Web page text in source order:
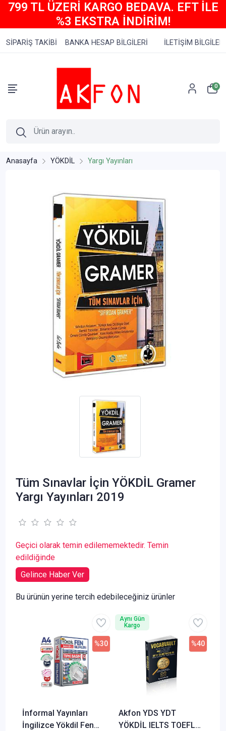
799 TL ÜZERİ KARGO BEDAVA. EFT İLE
%3 EKSTRA İNDİRİM!
SİPARİŞ TAKİBİ BANKA HESAP BİLGİLERİ İLETİŞİM BİLGİLERİ
0
Anasayfa YÖKDİL Yargı Yayınları
Tüm Sınavlar İçin YÖKDİL Gramer
Yargı Yayınları 2019
Geçici olarak temin edilememektedir. Temin
edildiğinde
Gelince Haber Ver
Bu ürünün yerine tercih edebileceğiniz ürünler
İnformal Yayınları
İngilizce Yökdil Fen
%30
Akfon YDS YDT
YÖKDİL IELTS TOEFL
%40
Aynı Gün
Kargo